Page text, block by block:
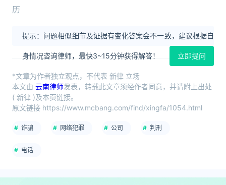
历
提示：问题相似细节及证据有变化答案会不一致，建议根据自
身情况咨询律师，最快3~15分钟获得解答！ 立即提问
*文章为作者独立观点，不代表 新律 立场
本文由 云南律师发表，转载此文章须经作者同意，并请附上出处
( 新律 )及本页链接。
原文链接 https://www.mcbang.com/find/xingfa/1054.html
诈骗 网络犯罪 公司 判刑
电话